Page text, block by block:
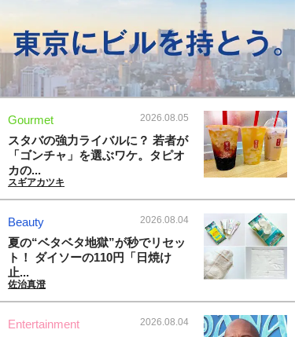
Gourmet 2026.08.05
スタバの強力ライバルに？ 若者が
「ゴンチャ」を選ぶワケ。タピオ
カの...
スギアカツキ
Beauty 2026.08.04
夏の“ベタベタ地獄”が秒でリセッ
ト！ ダイソーの110円「日焼け
止...
佐治真澄
Entertainment 2026.08.04